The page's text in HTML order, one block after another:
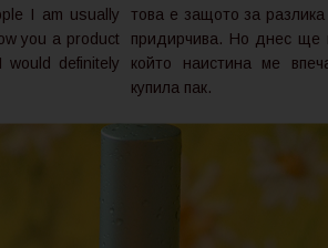
I am usually
you a product
definitely
това е защото за
придирчива. Но днес ще
който наистина ме
купила пак.